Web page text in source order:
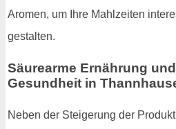
Aromen, um Ihre Mahlzeiten
gestalten.
Säurearme Ernährung
Gesundheit in
Neben der Steigerung der